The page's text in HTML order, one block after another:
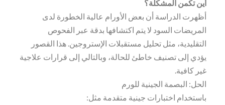
أين تكمن المشكلة؟
أظهرت الدراسة أن بعض الأورام عالية الخطورة لدى
المريضات السود لا يتم اكتشافها بدقة عبر الفحوص
التقليدية، مثل تحليل مستقبلات الإستروجين. هذا القصور
يؤدي إلى تصنيف خاطئ للحالة، وبالتالي إلى قرارات علاجية
غير كافية.
الحل: البصمة الجينية للورم
باستخدام اختبارات جينية متقدمة مثل: